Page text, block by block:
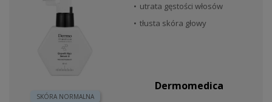
SKÓRA NORMALNA
utrata gęstości włosów
tłusta skóra głowy
Dermomedica